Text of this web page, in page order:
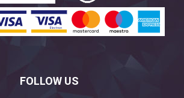
FOLLOW US